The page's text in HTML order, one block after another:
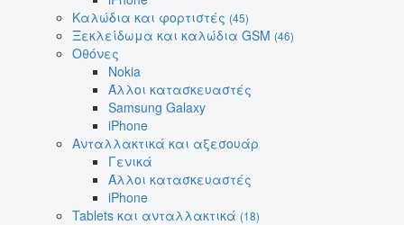
Καλώδια και φορτιστές (45)
Ξεκλείδωμα και καλώδια GSM (46)
Οθόνες
Nokia
Άλλοι κατασκευαστές
Samsung Galaxy
iPhone
Ανταλλακτικά και αξεσουάρ
Γενικά
Άλλοι κατασκευαστές
iPhone
Tablets και ανταλλακτικά (18)